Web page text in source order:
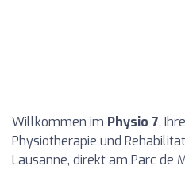
Willkommen im Physio 7,
Physiotherapie und
Lausanne, direkt am Parc de